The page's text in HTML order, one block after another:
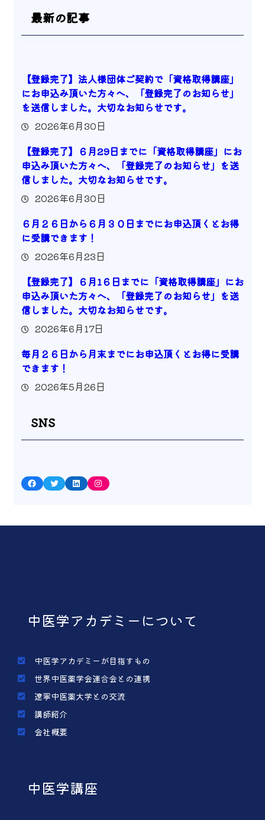
最新の記事
【登録完了】法人様団体ご契約で「資格取得講座」
にお申込み頂いた方々へ、「登録完了のお知らせ」
を送信しました。大切なお知らせです。
2026年6月30日
【登録完了】６月29日までに「資格取得講座」にお
申込み頂いた方々へ、「登録完了のお知らせ」を送
信しました。大切なお知らせです。
2026年6月30日
６月２６日から６月３０日までにお申込頂くとお得
に受講できます！
2026年6月23日
【登録完了】６月1６日までに「資格取得講座」にお
申込み頂いた方々へ、「登録完了のお知らせ」を送
信しました。大切なお知らせです。
2026年6月17日
毎月２６日から月末までにお申込頂くとお得に受講
できます！
2026年5月26日
SNS
Facebook Twitter LinkedIn Instagram
中医学アカデミーについて
中医学アカデミーが目指すもの
世界中医薬学会連合会との連携
遼寧中医薬大学との交流
講師紹介
会社概要
中医学講座